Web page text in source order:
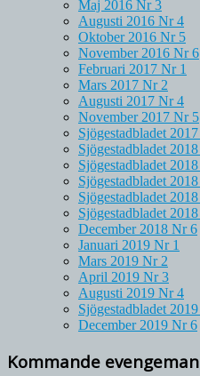
Maj 2016 Nr 3
Augusti 2016 Nr 4
Oktober 2016 Nr 5
November 2016 Nr 6
Februari 2017 Nr 1
Mars 2017 Nr 2
Augusti 2017 Nr 4
November 2017 Nr 5
Sjögestadbladet
Sjögestadbladet
Sjögestadbladet
Sjögestadbladet
Sjögestadbladet
Sjögestadbladet
December 2018 Nr 6
Januari 2019 Nr 1
Mars 2019 Nr 2
April 2019 Nr 3
Augusti 2019 Nr 4
Sjögestadbladet
December 2019 Nr 6
Kommande